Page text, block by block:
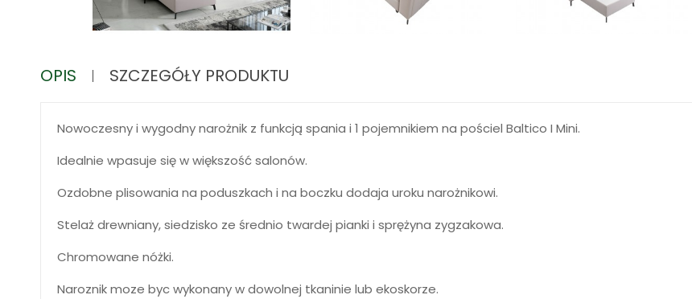
OPIS SZCZEGÓŁY PRODUKTU
Nowoczesny i wygodny narożnik z funkcją spania i 1 pojemnikiem na pościel Baltico I Mini.
Idealnie wpasuje się w większość salonów.
Ozdobne plisowania na poduszkach i na boczku dodaja uroku narożnikowi.
Stelaż drewniany, siedzisko ze średnio twardej pianki i sprężyna zygzakowa.
Chromowane nóżki.
Naroznik moze byc wykonany w dowolnej tkaninie lub ekoskorze.